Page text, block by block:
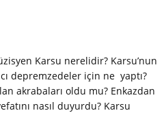
Karsu nerelidir? Karsu’nun
depremzedeler için ne yaptı?
akrabaları oldu mu? Enkazdan
nasıl duyurdu? Karsu